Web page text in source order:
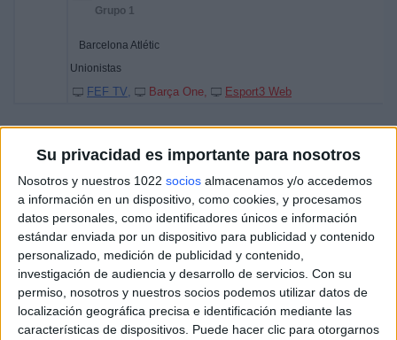
Su privacidad es importante para nosotros
Nosotros y nuestros 1022 socios almacenamos y/o accedemos
a información en un dispositivo, como cookies, y procesamos
datos personales, como identificadores únicos e información
estándar enviada por un dispositivo para publicidad y contenido
personalizado, medición de publicidad y contenido,
investigación de audiencia y desarrollo de servicios. Con su
permiso, nosotros y nuestros socios podemos utilizar datos de
localización geográfica precisa e identificación mediante las
características de dispositivos. Puede hacer clic para otorgarnos
Grupo 1
Barcelona Atlétic
Unionistas
FEF TV Barça One Esport3 Web